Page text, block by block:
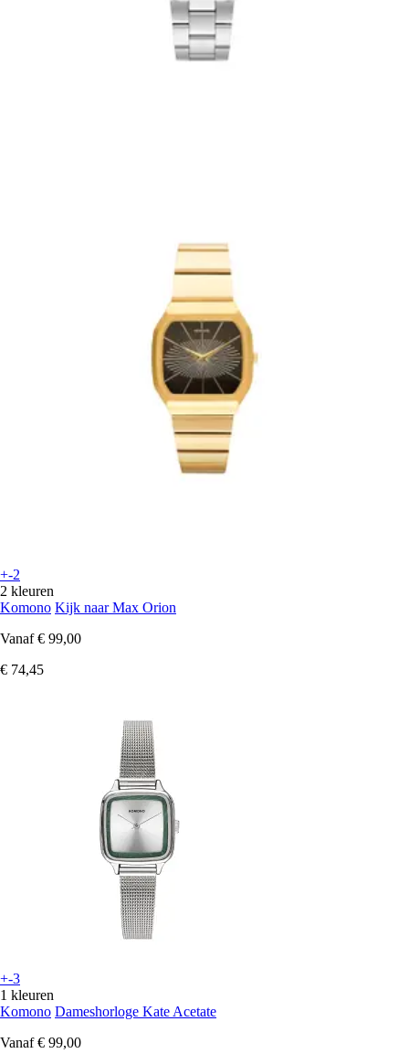
+-2
2 kleuren
Komono Kijk naar Max Orion
Vanaf € 99,00
€ 74,45
+-3
1 kleuren
Komono Dameshorloge Kate Acetate
Vanaf € 99,00